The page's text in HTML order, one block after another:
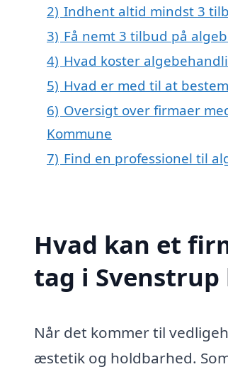
2) Indhent altid mindst 3
3) Få nemt 3 tilbud på
4) Hvad koster
5) Hvad er med til at
6) Oversigt over firmaer
Kommune
7) Find en professionel til
Hvad kan et
tag i
Når det kommer til
æstetik og holdbarhed.